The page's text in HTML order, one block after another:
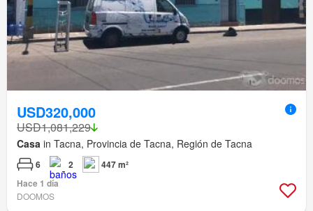
USD320,000
USD1,081,229
Casa in Tacna, Provincia de Tacna, Región de Tacna
6 2
447 m²
Hace 1 día
DOOMOS